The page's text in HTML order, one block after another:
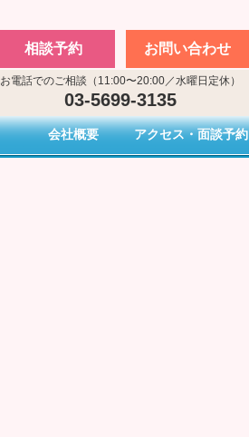
相談予約 お問い合わせ
お電話でのご相談（11:00〜20:00／水曜日定休）
03-5699-3135
会社概要 アクセス・面談予約